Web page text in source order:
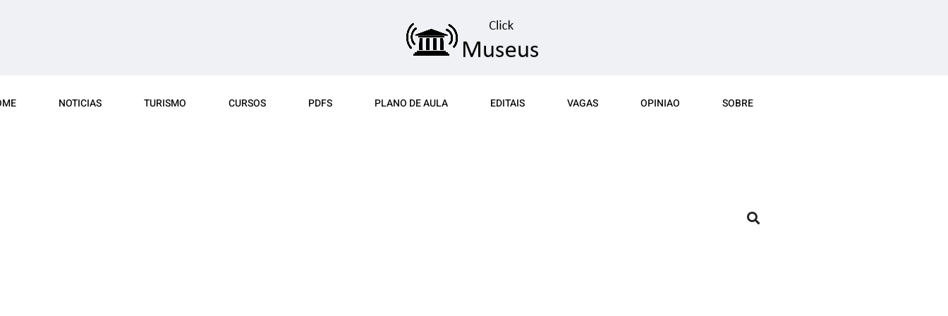
NOTICIAS TURISMO CURSOS PDFS PLANO DE AULA EDITAIS VAGAS OPINIAO SOBRE